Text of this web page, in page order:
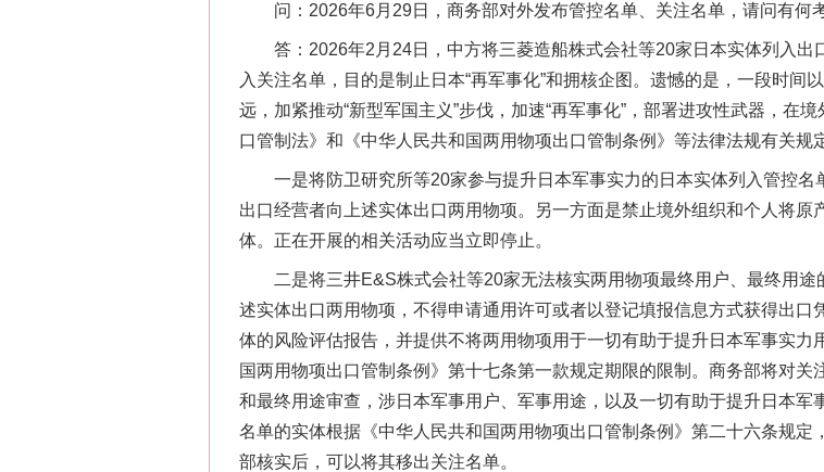
问：2026年6月29日，商务部对外发布管控名单、关注名单，请问有何
答：2026年2月24日，中方将三菱造船株式会社等20家日本实体列入出
入关注名单，目的是制止日本“再军事化”和拥核企图。遗憾的是，一段时间
远，加紧推动“新型军国主义”步伐，加速“再军事化”，部署进攻性武器，在
口管制法》和《中华人民共和国两用物项出口管制条例》等法律法规有关规
一是将防卫研究所等20家参与提升日本军事实力的日本实体列入管控名
出口经营者向上述实体出口两用物项。另一方面是禁止境外组织和个人将
体。正在开展的相关活动应当立即停止。
二是将三井E&S株式会社等20家无法核实两用物项最终用户、最终用途
述实体出口两用物项，不得申请通用许可或者以登记填报信息方式获得出
体的风险评估报告，并提供不将两用物项用于一切有助于提升日本军事实
国两用物项出口管制条例》第十七条第一款规定期限的限制。商务部将对
和最终用途审查，涉日本军事用户、军事用途，以及一切有助于提升日本
名单的实体根据《中华人民共和国两用物项出口管制条例》第二十六条规
部核实后，可以将其移出关注名单。
网上购药对药下症？
茶叶“炒上天”